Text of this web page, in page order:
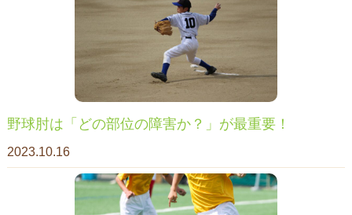
野球肘は「どの部位の障害か？」が最重要！
2023.10.16